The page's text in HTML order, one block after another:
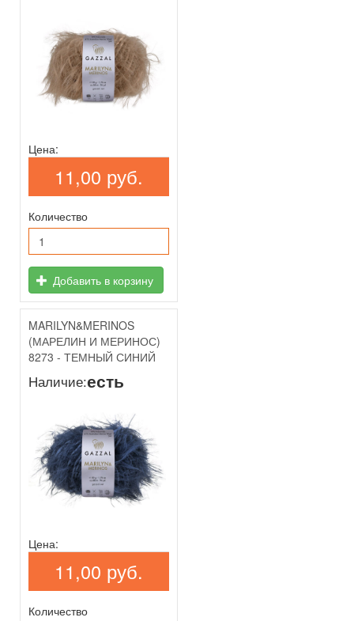
Цена:
11,00 руб.
Количество
Добавить в корзину
MARILYN&MERINOS
(МАРЕЛИН И МЕРИНОС)
8273 - ТЕМНЫЙ СИНИЙ
Наличие:есть
Цена:
11,00 руб.
Количество